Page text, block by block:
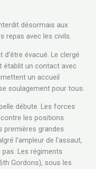
désormais aux
repas avec les civils.
d’être évacué. Le clergé
établit un contact avec
un accueil
soulagement pour tous.
débute. Les forces
les positions
premières grandes
l’ampleur de l’assaut,
Les régiments
Gordons), sous les